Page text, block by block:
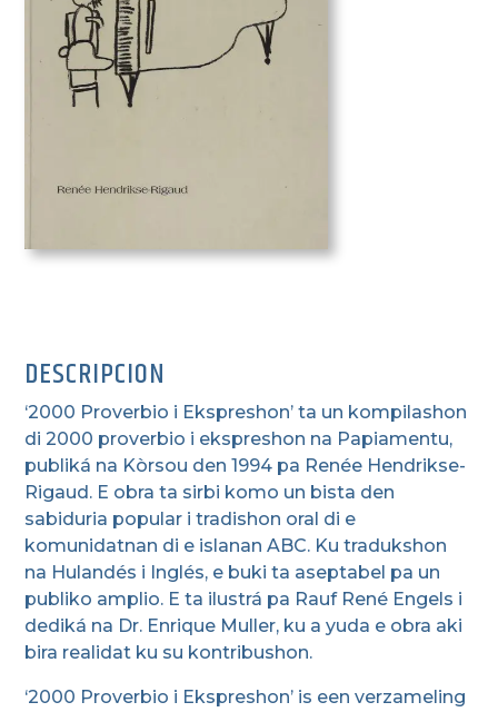
DESCRIPCION
‘2000 Proverbio i Ekspreshon’ ta un kompilashon
di 2000 proverbio i ekspreshon na Papiamentu,
publiká na Kòrsou den 1994 pa Renée Hendrikse-
Rigaud. E obra ta sirbi komo un bista den
sabiduria popular i tradishon oral di e
komunidatnan di e islanan ABC. Ku tradukshon
na Hulandés i Inglés, e buki ta aseptabel pa un
publiko amplio. E ta ilustrá pa Rauf René Engels i
dediká na Dr. Enrique Muller, ku a yuda e obra aki
bira realidat ku su kontribushon.
‘2000 Proverbio i Ekspreshon’ is een verzameling